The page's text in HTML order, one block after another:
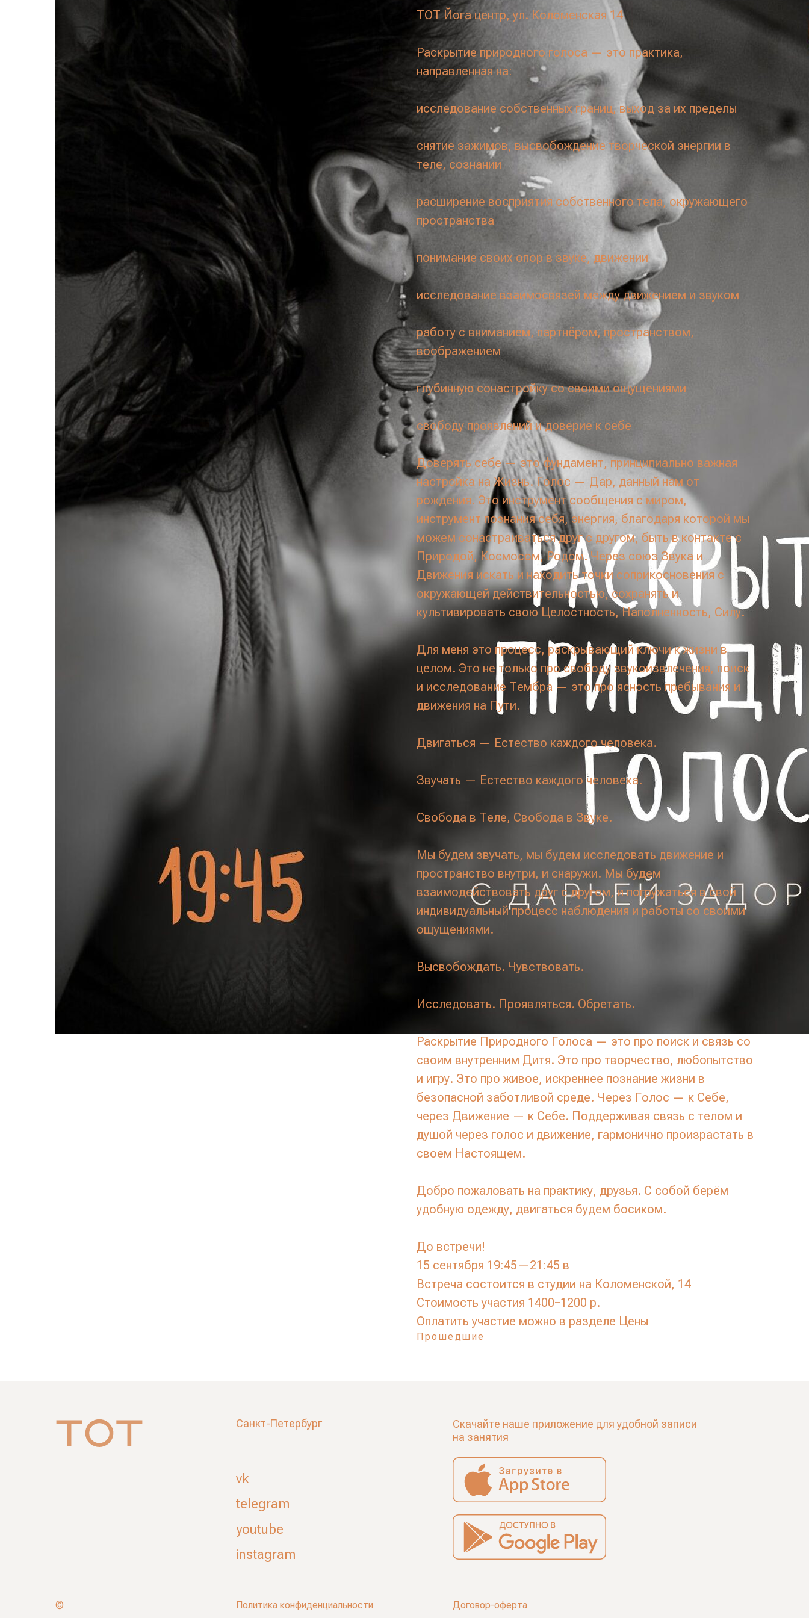
ТОТ Йога центр, ул. Коломенская 14
Раскрытие природного голоса — это практика,
направленная на:
исследование собственных границ, выход за их пределы
снятие зажимов, высвобождение творческой энергии в
теле, сознании
расширение восприятия собственного тела, окружающего
пространства
понимание своих опор в звуке, движении
исследование взаимосвязей между движением и звуком
работу с вниманием, партнёром, пространством,
воображением
глубинную сонастройку со своими ощущениями
свободу проявлений и доверие к себе
Доверять себе — это фундамент, принципиально важная
настройка на Жизнь. Голос — Дар, данный нам от
рождения. Это инструмент сообщения с миром,
инструмент познания себя, энергия, благодаря которой мы
можем сонастраиваться друг с другом, быть в контакте с
Природой, Космосом, Родом. Через союз Звука и
Движения искать и находить точки соприкосновения с
окружающей действительностью, сохранять и
культивировать свою Целостность, Наполненность, Силу.
Для меня это процесс, раскрывающий ключи к жизни в
целом. Это не только про свободу звукоизвлечения, поиск
и исследование Тембра — это про ясность пребывания и
движения на Пути.
Двигаться — Естество каждого человека.
Звучать — Естество каждого человека.
Cвобода в Теле, Свобода в Звуке.
Мы будем звучать, мы будем исследовать движение и
пространство внутри, и снаружи. Мы будем
взаимодействовать друг с другом, и погружаться в свой
индивидуальный процесс наблюдения и работы со своими
ощущениями.
Высвобождать. Чувствовать.
Исследовать. Проявляться. Обретать.
Раскрытие Природного Голоса — это про поиск и связь со
своим внутренним Дитя. Это про творчество, любопытство
и игру. Это про живое, искреннее познание жизни в
безопасной заботливой среде. Через Голос — к Себе,
через Движение — к Себе. Поддерживая связь с телом и
душой через голос и движение, гармонично произрастать в
своем Настоящем.
Добро пожаловать на практику, друзья. С собой берём
удобную одежду, двигаться будем босиком.
До встречи!
15 сентября 19:45—21:45 в
Встреча состоится в студии на Коломенской, 14
Стоимость участия 1400−1200 р.
Оплатить участие можно в разделе Цены
Прошедшие
Санкт-Петербург
Скачайте наше приложение для удобной записи
на занятия
© Политика конфиденциальности Договор-оферта
instagram
youtube
telegram
vk